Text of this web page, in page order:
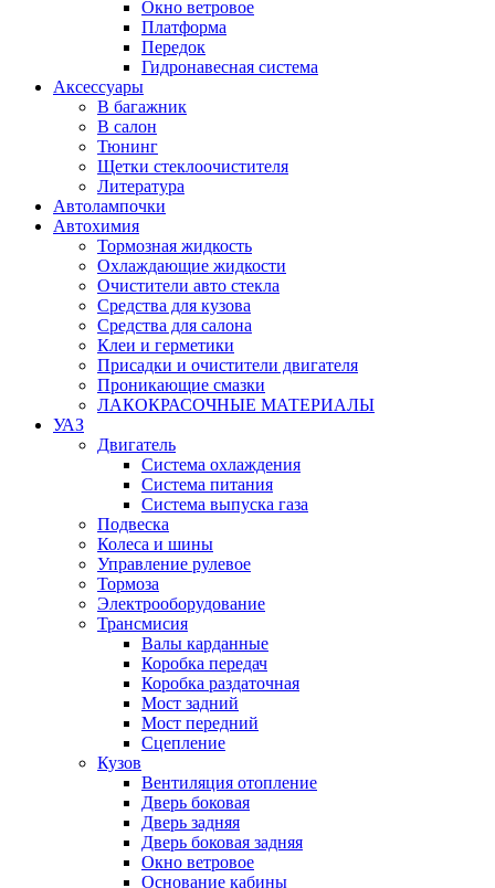
Окно ветровое
Платформа
Передок
Гидронавесная система
Аксессуары
В багажник
В салон
Тюнинг
Щетки стеклоочистителя
Литература
Автолампочки
Автохимия
Тормозная жидкость
Охлаждающие жидкости
Очистители авто стекла
Средства для кузова
Средства для салона
Клеи и герметики
Присадки и очистители двигателя
Проникающие смазки
ЛАКОКРАСОЧНЫЕ МАТЕРИАЛЫ
УАЗ
Двигатель
Система охлаждения
Система питания
Система выпуска газа
Подвеска
Колеса и шины
Управление рулевое
Тормоза
Электрооборудование
Трансмисия
Валы карданные
Коробка передач
Коробка раздаточная
Мост задний
Мост передний
Сцепление
Кузов
Вентиляция отопление
Дверь боковая
Дверь задняя
Дверь боковая задняя
Окно ветровое
Основание кабины